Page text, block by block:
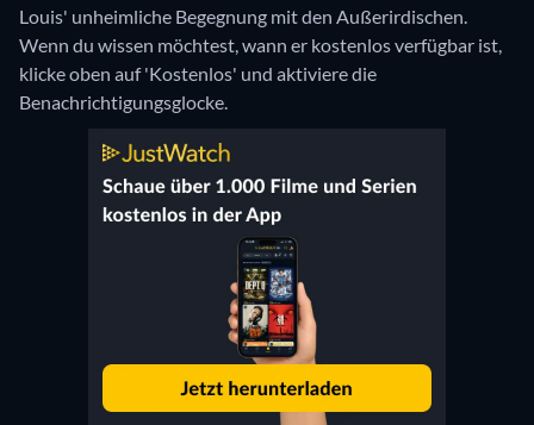
Louis' unheimliche Begegnung mit den Außerirdischen.
Wenn du wissen möchtest, wann er kostenlos verfügbar ist,
klicke oben auf 'Kostenlos' und aktiviere die
Benachrichtigungsglocke.